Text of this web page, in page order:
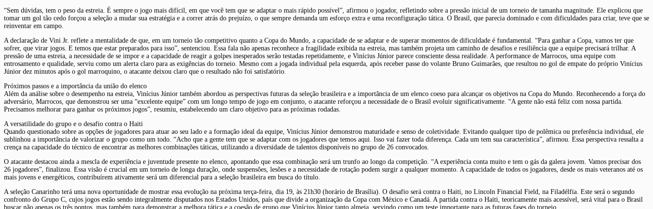
“Sem dúvidas, tem o peso da estreia. É sempre o jogo mais difícil, em que você tem que se adaptar o mais rápido possível”, afirmou o jogador, refletindo sobre a pressão inicial de um torneio de tamanha magnitude. Ele explicou que
tomar um gol tão cedo forçou a seleção a mudar sua estratégia e a correr atrás do prejuízo, o que sempre demanda um esforço extra e uma reconfiguração tática. O Brasil, que parecia dominado e com dificuldades para criar, teve que se
reinventar em campo.
A declaração de Vini Jr. reflete a mentalidade de que, em um torneio tão competitivo quanto a Copa do Mundo, a capacidade de se adaptar e de superar momentos de dificuldade é fundamental. “Para ganhar a Copa, vamos ter que
sofrer, que virar jogos. E temos que estar preparados para isso”, sentenciou. Essa fala não apenas reconhece a fragilidade exibida na estreia, mas também projeta um caminho de desafios e resiliência que a equipe precisará trilhar. A
pressão de uma estreia, a necessidade de se impor e a capacidade de reagir a golpes inesperados serão testadas repetidamente, e Vinícius Júnior parece consciente dessa realidade. A performance de Marrocos, uma equipe com
entrosamento e qualidade, serviu como um alerta claro para as exigências do torneio. Mesmo com a jogada individual pela esquerda, após receber passe do volante Bruno Guimarães, que resultou no gol de empate do próprio Vinícius
Júnior dez minutos após o gol marroquino, o atacante deixou claro que o resultado não foi satisfatório.
Próximos passos e a importância da união do elenco
Além da análise sobre o desempenho na estreia, Vinícius Júnior também abordou as perspectivas futuras da seleção brasileira e a importância de um elenco coeso para alcançar os objetivos na Copa do Mundo. Reconhecendo a força do
adversário, Marrocos, que demonstrou ser uma “excelente equipe” com um longo tempo de jogo em conjunto, o atacante reforçou a necessidade de o Brasil evoluir significativamente. “A gente não está feliz com nossa partida.
Precisamos melhorar para ganhar os próximos jogos”, resumiu, estabelecendo um claro objetivo para as próximas rodadas.
A versatilidade do grupo e o desafio contra o Haiti
Quando questionado sobre as opções de jogadores para atuar ao seu lado e a formação ideal da equipe, Vinícius Júnior demonstrou maturidade e senso de coletividade. Evitando qualquer tipo de polêmica ou preferência individual, ele
sublinhou a importância de valorizar o grupo como um todo. “Acho que a gente tem que se adaptar com os jogadores que temos aqui. Isso vai fazer toda diferença. Cada um tem sua característica”, afirmou. Essa perspectiva ressalta a
crença na capacidade do técnico de encontrar as melhores combinações táticas, utilizando a diversidade de talentos disponíveis no grupo de 26 convocados.
O atacante destacou ainda a mescla de experiência e juventude presente no elenco, apontando que essa combinação será um trunfo ao longo da competição. “A experiência conta muito e tem o gás da galera jovem. Vamos precisar dos
26 jogadores”, finalizou. Essa visão é crucial em um torneio de longa duração, onde suspensões, lesões e a necessidade de rotação podem surgir a qualquer momento. A capacidade de todos os jogadores, desde os mais veteranos até os
mais jovens e energéticos, contribuírem ativamente será um diferencial para a seleção brasileira em busca do título.
A seleção Canarinho terá uma nova oportunidade de mostrar essa evolução na próxima terça-feira, dia 19, às 21h30 (horário de Brasília). O desafio será contra o Haiti, no Lincoln Financial Field, na Filadélfia. Este será o segundo
confronto do Grupo C, cujos jogos estão sendo integralmente disputados nos Estados Unidos, país que divide a organização da Copa com México e Canadá. A partida contra o Haiti, teoricamente mais acessível, será vital para o Brasil
buscar não apenas os três pontos, mas também para demonstrar a melhora tática e a coesão de grupo que Vinícius Júnior tanto almeja, servindo como um teste importante para as futuras fases do torneio.